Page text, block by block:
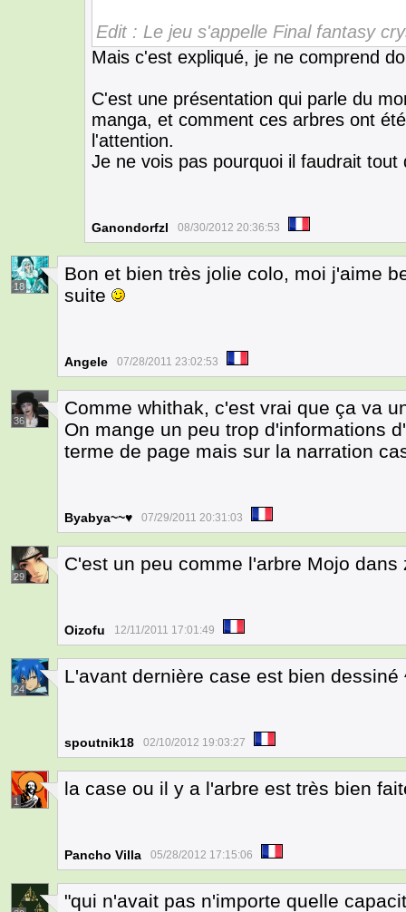
Edit : Le jeu s'appelle Final fantasy
Mais c'est expliqué, je ne comprend
C'est une présentation qui parle du
manga, et comment ces arbres ont
l'attention.
Je ne vois pas pourquoi il faudrait
Ganondorfzl 08/30/2012 20:36:53
18
Bon et bien très jolie colo, moi j'aime
suite
Angele 07/28/2011 23:02:53
36
Comme whithak, c'est vrai que ça va
On mange un peu trop d'informations
terme de page mais sur la narration
Byabya~~♥ 07/29/2011 20:31:03
29
C'est un peu comme l'arbre Mojo
Oizofu 12/11/2011 17:01:49
24
L'avant dernière case est bien dessiné
spoutnik18 02/10/2012 19:03:27
1
la case ou il y a l'arbre est très bien
Pancho Villa 05/28/2012 17:15:06
"qui n'avait pas n'importe quelle